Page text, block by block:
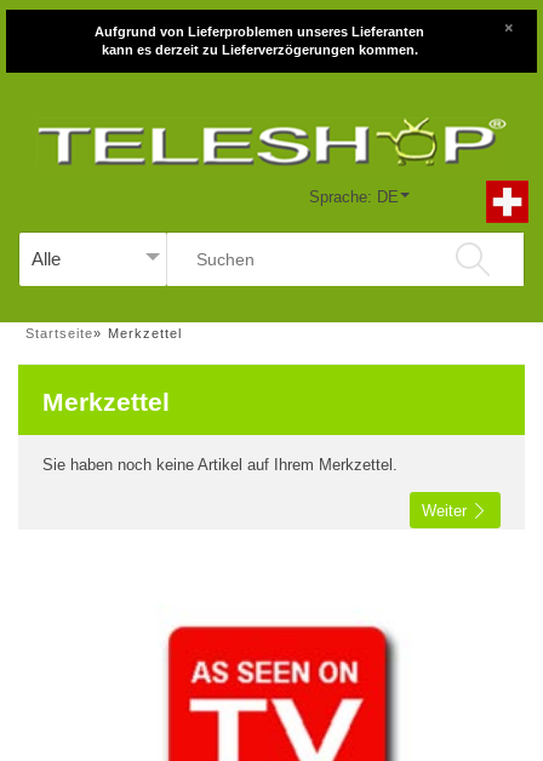
Aufgrund von Lieferproblemen unseres Lieferanten
kann es derzeit zu Lieferverzögerungen kommen.
×
Sprache: DE
Startseite» Merkzettel
Merkzettel
Sie haben noch keine Artikel auf Ihrem Merkzettel.
Weiter